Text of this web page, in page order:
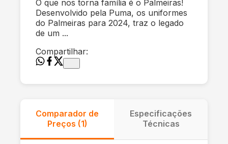
O que nos torna família é o Palmeiras!
Desenvolvido pela Puma, os uniformes
do Palmeiras para 2024, traz o legado
de um ...
Compartilhar:
Comparador de
Preços (1)
Especificações
Técnicas